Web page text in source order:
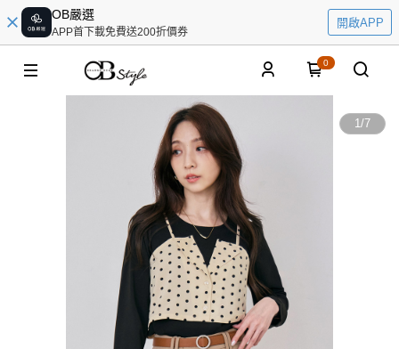
OB嚴選
APP首下載免費送200折價券
開啟APP
0
1/7